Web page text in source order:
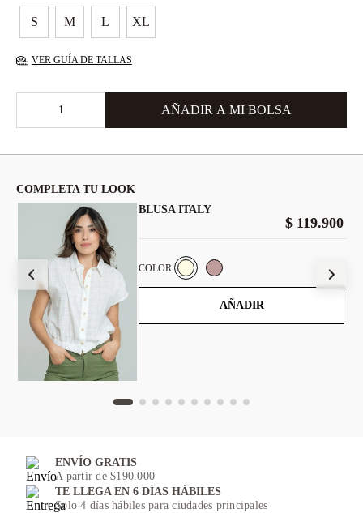
S M L XL
VER GUÍA DE TALLAS
COMPLETA TU LOOK
BLUSA ITALY
$ 119.900
COLOR
AÑADIR
ENVÍO GRATIS
A partir de $190.000
TE LLEGA EN 6 DÍAS HÁBILES
Solo 4 días hábiles para ciudades principales